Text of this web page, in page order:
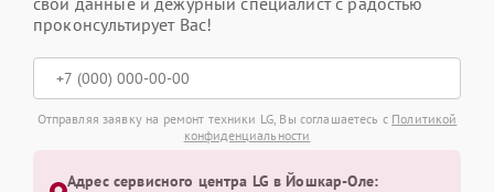
проконсультирует Вас!
Отправляя заявку на ремонт техники LG, Вы соглашаетесь с Политикой
конфиденциальности
Адрес сервисного центра LG в Йошкар-Оле: